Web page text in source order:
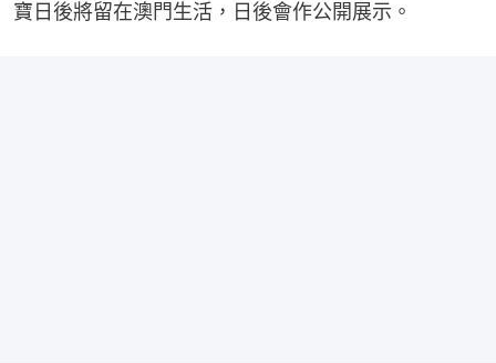
寶日後將留在澳門生活，日後會作公開展示。